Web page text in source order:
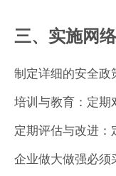
三、实施网
制定详细的安全政
培训与教育：定期
定期评估与改进：
企业做大做强必须